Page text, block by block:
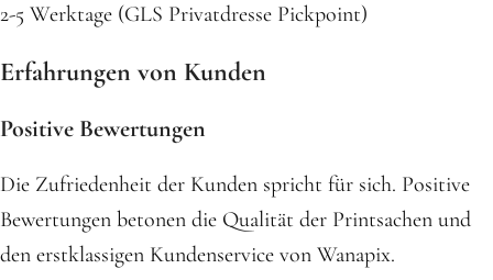
2-5 Werktage (GLS Privatdresse Pickpoint)
Erfahrungen von Kunden
Positive Bewertungen
Die Zufriedenheit der Kunden spricht für sich. Positive
Bewertungen betonen die Qualität der Printsachen und
den erstklassigen Kundenservice von Wanapix.